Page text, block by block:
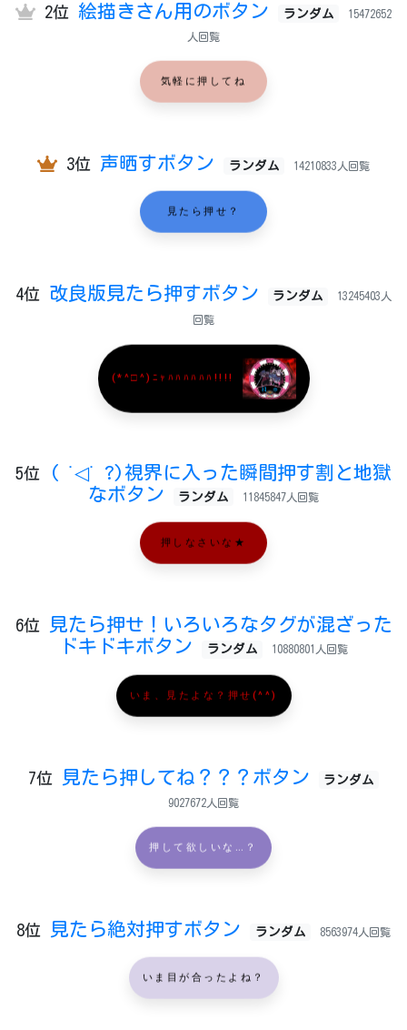
2位 絵描きさん用のボタン ランダム 15472652
人回覧
気軽に押してね
3位 声晒すボタン ランダム 14210833人回覧
見たら押せ？
4位 改良版見たら押すボタン ランダム 13245403人
回覧
(*^□^)ﾆｬﾊﾊﾊﾊﾊﾊ!!!!
5位
( ˙◁˙ ?)視界に入った瞬間押す割と地獄
なボタン
ランダム 11845847人回覧
押しなさいな★
6位
見たら押せ！いろいろなタグが混ざった
ドキドキボタン
ランダム 10880801人回覧
いま、見たよな？押せ(^^)
7位 見たら押してね？？？ボタン ランダム
9027672人回覧
押して欲しいな…？
8位 見たら絶対押すボタン ランダム 8563974人回覧
いま目が合ったよね？